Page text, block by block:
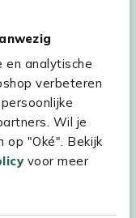
en analytische
verbeteren
Wil je
op "Oké". Bekijk
voor meer